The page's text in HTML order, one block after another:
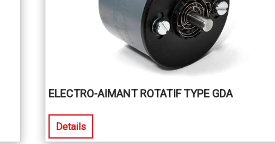
ELECTRO-AIMANT ROTATIF TYPE GDA
Details